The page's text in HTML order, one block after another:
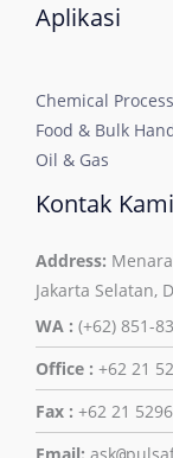
Aplikasi
Chemical Process
Food & Bulk
Oil & Gas
Kontak Kami
Address:
Jakarta Selatan,
WA : (+62) 851-
Office : +62 21
Fax : +62 21
@